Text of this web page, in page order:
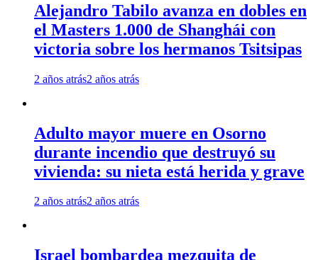
Alejandro Tabilo avanza en dobles en
el Masters 1.000 de Shanghái con
victoria sobre los hermanos Tsitsipas
2 años atrás2 años atrás
Adulto mayor muere en Osorno
durante incendio que destruyó su
vivienda: su nieta está herida y grave
2 años atrás2 años atrás
Israel bombardea mezquita de